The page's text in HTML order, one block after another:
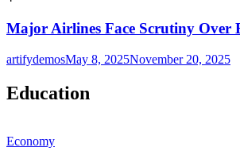
Major Airlines Face Scrutiny Over
artifydemosMay 8, 2025November 20, 2025
Education
Economy